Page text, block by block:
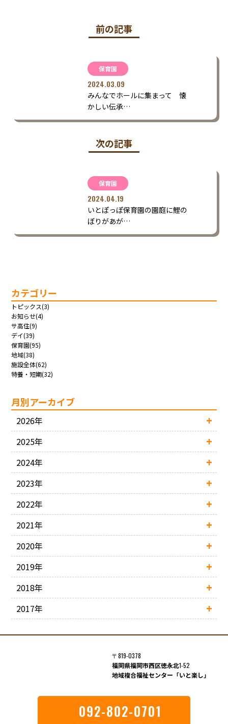
前の記事
保育園
2024.03.09
みんなでホールに集まって 懐
かしい伝承…
次の記事
保育園
2024.04.19
いとぽっぽ保育園の園庭に鯉の
ぼりがあが…
カテゴリー
トピックス(3)
お知らせ(4)
サ高住(9)
デイ(39)
保育園(95)
地域(38)
施設全体(62)
特養・短期(32)
月別アーカイブ
2026年
2025年
2024年
2023年
2022年
2021年
2020年
2019年
2018年
2017年
〒819-0378
福岡県福岡市西区徳永北1-52
地域複合福祉センター「いと楽し」
092-802-0701